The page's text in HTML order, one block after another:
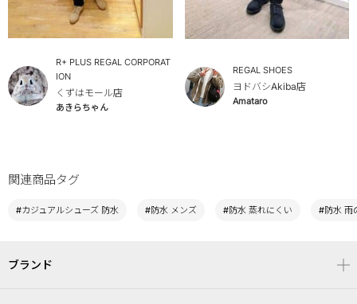
R+ PLUS REGAL CORPORAT
ION
くずはモール店
あきらちゃん
REGAL SHOES
ヨドバシAkiba店
Amataro
関連商品タグ
#カジュアルシューズ 防水 #防水 メンズ #防水 蒸れにくい #防水 雨
ブランド